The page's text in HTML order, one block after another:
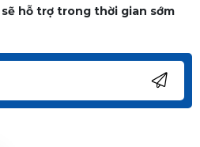
hỗ trợ trong thời gian sớm